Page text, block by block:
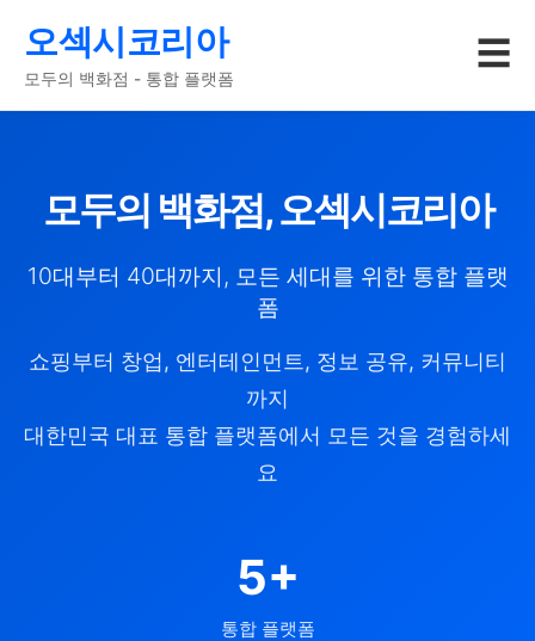
오섹시코리아
모두의 백화점 - 통합 플랫폼
☰
모두의 백화점, 오섹시코리아
10대부터 40대까지, 모든 세대를 위한 통합 플랫
폼
쇼핑부터 창업, 엔터테인먼트, 정보 공유, 커뮤니티
까지
대한민국 대표 통합 플랫폼에서 모든 것을 경험하세
요
5+
통합 플랫폼